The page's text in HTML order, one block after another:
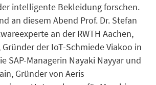
intelligente Bekleidung forschen.
an diesem Abend Prof. Dr. Stefan
an der RWTH Aachen,
der IoT-Schmiede Viakoo in
SAP-Managerin Nayaki Nayyar und
Gründer von Aeris